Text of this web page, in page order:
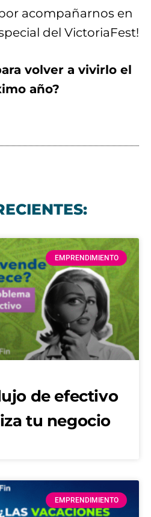
acompañarnos en
del VictoriaFest!
volver a vivirlo el
año?
EMPRENDIMIENTO
de efectivo
tu negocio
EMPRENDIMIENTO